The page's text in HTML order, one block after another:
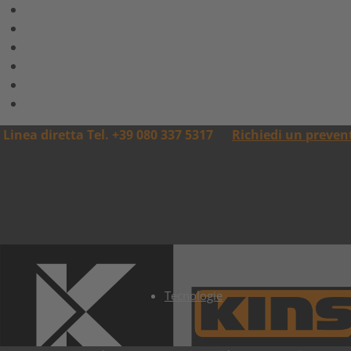
Linea diretta Tel. +39 080 337 5317 Richiedi un
Tecnologie